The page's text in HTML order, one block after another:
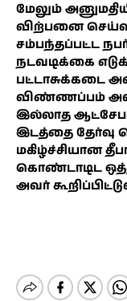
மேலும்
விற்பனை
சம்பந்தப்பட்ட
நடவடிக்கை
பட்டாசுக்கடை
விண்ணப்பம்
இல்லாத
இடத்தை தேர்வு
மகிழ்ச்சியான
கொண்டாடிட
அவர்